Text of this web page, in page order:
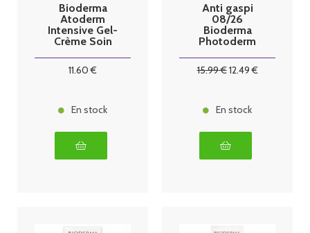
Bioderma
Atoderm
Intensive Gel-
Crème Soin
Apaisant 200
ml
11.60 €
En stock
Anti gaspi
08/26
Bioderma
Photoderm
SPF50+ 200
ml
15.99€12.49€
En stock